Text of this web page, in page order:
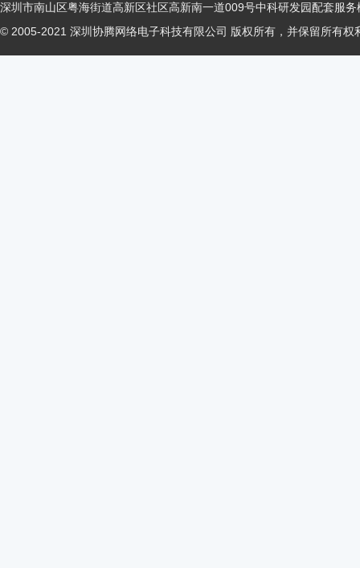
深圳市南山区粤海街道高新区社区高新南一道009号中科研发园配套服务
© 2005-2021 深圳协腾网络电子科技有限公司 版权所有，并保留所有权